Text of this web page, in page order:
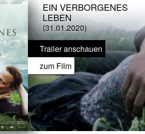
EIN VERBORGENES
LEBEN
(31.01.2020)
Trailer anschauen
zum Film